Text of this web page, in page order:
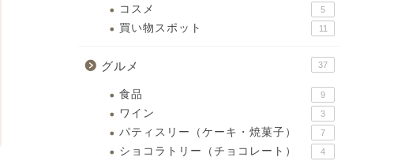
コスメ 5
買い物スポット 11
グルメ 37
食品 9
ワイン 3
パティスリー（ケーキ・焼菓子） 7
ショコラトリー（チョコレート） 4